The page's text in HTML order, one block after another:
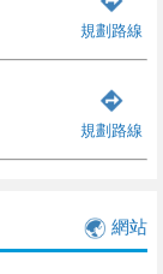
規劃路線
規劃路線
網站